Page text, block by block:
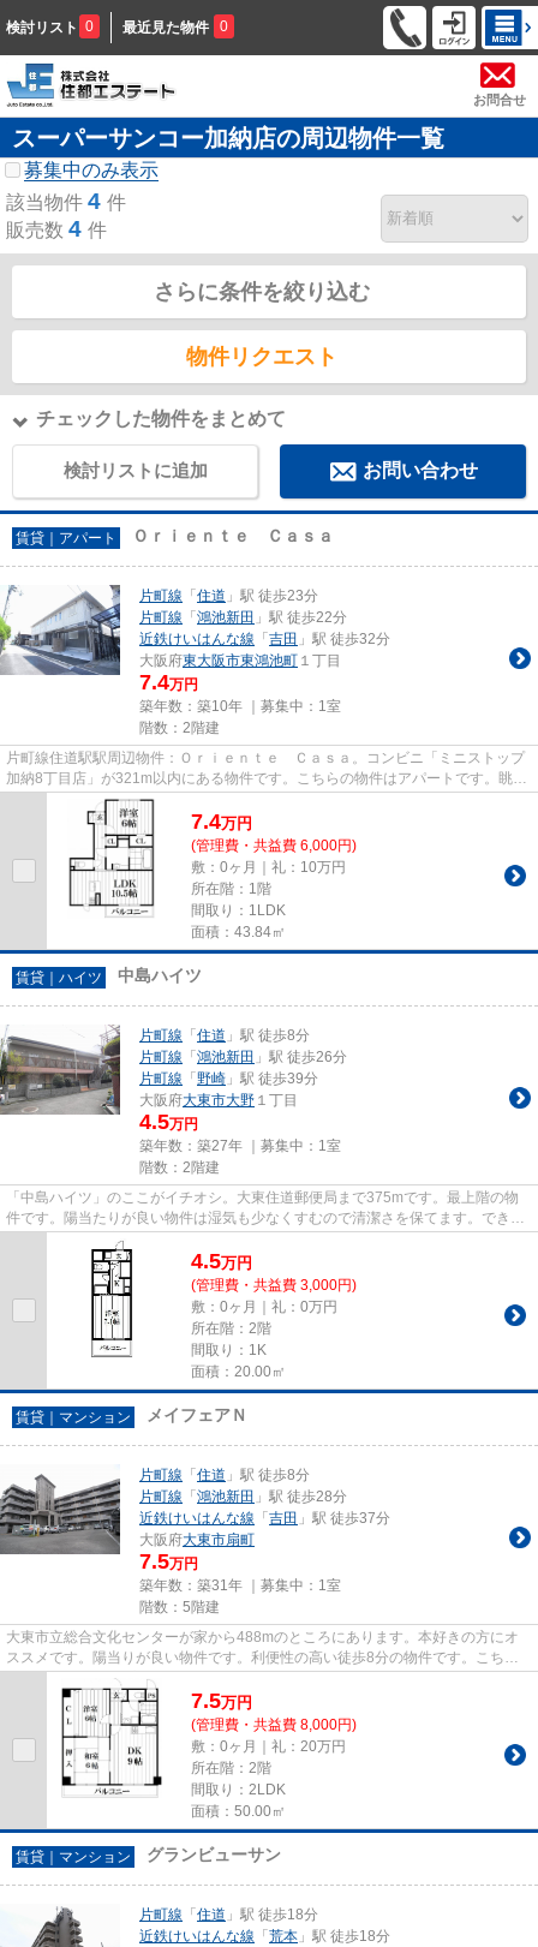
検討リスト 0 最近見た物件 0
お問合せ
スーパーサンコー加納店の周辺物件一覧
募集中のみ表示
該当物件 4 件
販売数 4 件
さらに条件を絞り込む
物件リクエスト
チェックした物件をまとめて
検討リストに追加 お問い合わせ
賃貸｜アパート Ｏｒｉｅｎｔｅ Ｃａｓａ
片町線 「 住道 」駅 徒歩23分
片町線 「 鴻池新田 」駅 徒歩22分
近鉄けいはんな線 「 吉田 」駅 徒歩32分
大阪府東大阪市東鴻池町 １丁目
7.4万円
築年数：築10年 ｜募集中： 1室
階数：2階建
片町線住道駅駅周辺物件：Ｏｒｉｅｎｔｅ Ｃａｓａ。コンビニ「ミニストップ
加納8丁目店」が321m以内にある物件です。こちらの物件はアパートです。眺望
良好なエリアで魅力的です。物...
7.4万円
(管理費・共益費 6,000円)
敷：0ヶ月｜礼：10万円
所在階：1階
間取り：1LDK
面積：43.84㎡
賃貸｜ハイツ 中島ハイツ
片町線 「 住道 」駅 徒歩8分
片町線 「 鴻池新田 」駅 徒歩26分
片町線 「 野崎 」駅 徒歩39分
大阪府大東市大野 １丁目
4.5万円
築年数：築27年 ｜募集中： 1室
階数：2階建
「中島ハイツ」のここがイチオシ。大東住道郵便局まで375mです。最上階の物
件です。陽当たりが良い物件は湿気も少なくすむので清潔さを保てます。できる
だけ早めに不動産情報を集めた...
4.5万円
(管理費・共益費 3,000円)
敷：0ヶ月｜礼：0万円
所在階：2階
間取り：1K
面積：20.00㎡
賃貸｜マンション メイフェアＮ
片町線 「 住道 」駅 徒歩8分
片町線 「 鴻池新田 」駅 徒歩28分
近鉄けいはんな線 「 吉田 」駅 徒歩37分
大阪府大東市扇町
7.5万円
築年数：築31年 ｜募集中： 1室
階数：5階建
大東市立総合文化センターが家から488mのところにあります。本好きの方にオ
ススメです。陽当りが良い物件です。利便性の高い徒歩8分の物件です。こちら
はマンションタイプになります。...
7.5万円
(管理費・共益費 8,000円)
敷：0ヶ月｜礼：20万円
所在階：2階
間取り：2LDK
面積：50.00㎡
賃貸｜マンション グランビューサン
片町線 「 住道 」駅 徒歩18分
近鉄けいはんな線 「 荒本 」駅 徒歩18分